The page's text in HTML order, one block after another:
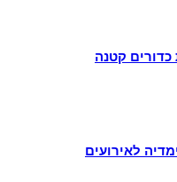
קטנה
לאירועים